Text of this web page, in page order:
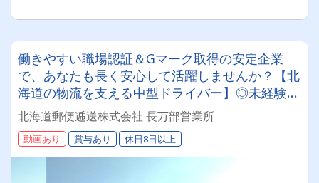
働きやすい職場認証＆Gマーク取得の安定企業
で、あなたも長く安心して活躍しませんか？【北
海道の物流を支える中型ドライバー】◎未経験歓
迎◎残業月平均8～9時間◎賞与年3回（昨年度実
績：計4.05ヶ月分）◎カゴ台車メイン
北海道郵便逓送株式会社 長万部営業所
動画あり 賞与あり 休日8日以上